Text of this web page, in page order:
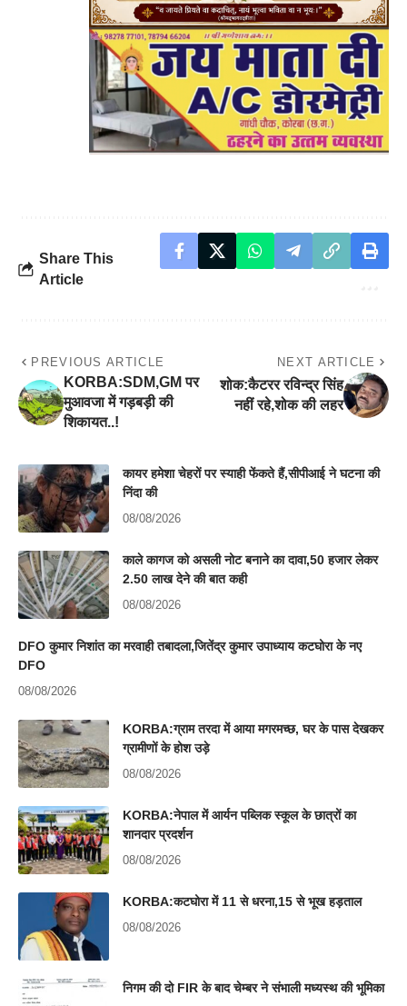
Share This
Article
PREVIOUS ARTICLE
KORBA:SDM,GM पर
मुआवजा में गड़बड़ी की
शिकायत..!
NEXT ARTICLE
शोक:कैटरर रविन्द्र सिंह
नहीं रहे,शोक की लहर
कायर हमेशा चेहरों पर स्याही फेंकते हैं,सीपीआई ने घटना की
निंदा की
08/08/2026
काले कागज को असली नोट बनाने का दावा,50 हजार लेकर
2.50 लाख देने की बात कही
08/08/2026
DFO कुमार निशांत का मरवाही तबादला,जितेंद्र कुमार उपाध्याय कटघोरा के नए
DFO
08/08/2026
KORBA:ग्राम तरदा में आया मगरमच्छ, घर के पास देखकर
ग्रामीणों के होश उड़े
08/08/2026
KORBA:नेपाल में आर्यन पब्लिक स्कूल के छात्रों का
शानदार प्रदर्शन
08/08/2026
KORBA:कटघोरा में 11 से धरना,15 से भूख हड़ताल
08/08/2026
निगम की दो FIR के बाद चेम्बर ने संभाली मध्यस्थ की भूमिका